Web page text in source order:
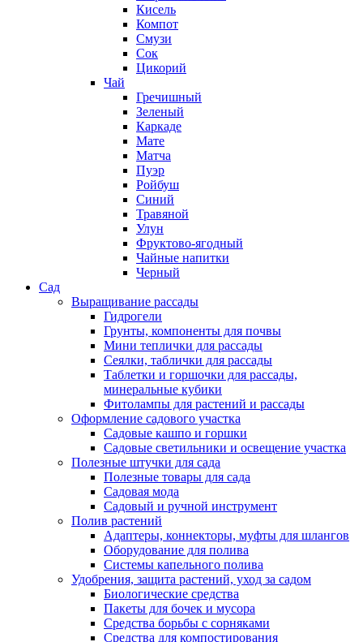
Кисель
Компот
Смузи
Сок
Цикорий
Чай
Гречишный
Зеленый
Каркаде
Мате
Матча
Пуэр
Ройбуш
Синий
Травяной
Улун
Фруктово-ягодный
Чайные напитки
Черный
Сад
Выращивание рассады
Гидрогели
Грунты, компоненты для почвы
Мини теплички для рассады
Сеялки, таблички для рассады
Таблетки и горшочки для рассады,
минеральные кубики
Фитолампы для растений и рассады
Оформление садового участка
Садовые кашпо и горшки
Садовые светильники и освещение участка
Полезные штучки для сада
Полезные товары для сада
Садовая мода
Садовый и ручной инструмент
Полив растений
Адаптеры, коннекторы, муфты для шлангов
Оборудование для полива
Системы капельного полива
Удобрения, защита растений, уход за садом
Биологические средства
Пакеты для бочек и мусора
Средства борьбы с сорняками
Средства для компостирования